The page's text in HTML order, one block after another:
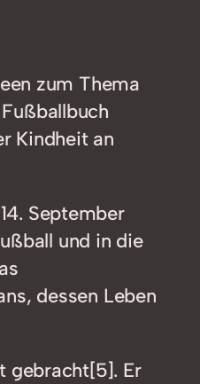
zum Thema
Kindheit an
September
und in die
dessen Leben
gebracht[5]. Er